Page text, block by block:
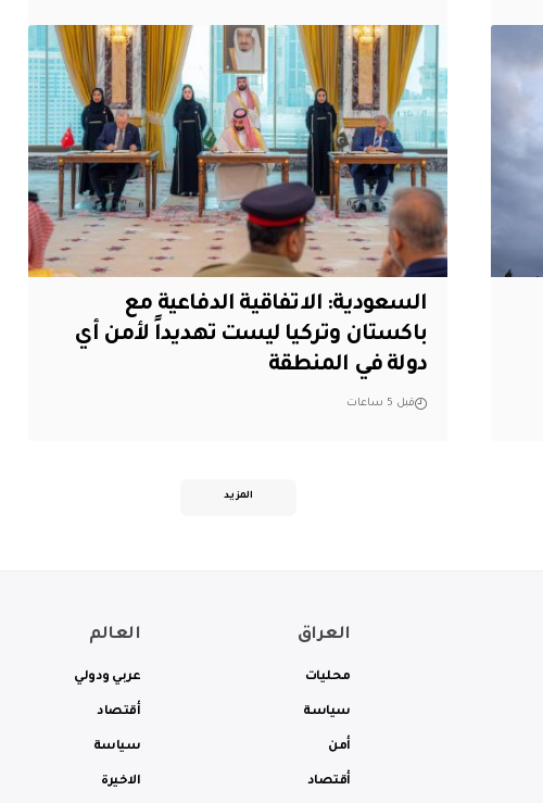
السعودية: الاتفاقية الدفاعية مع
باكستان وتركيا ليست تهديداً لأمن أي
دولة في المنطقة
قبل 5 ساعات
المزيد
العراق
محليات
سياسة
أمن
أقتصاد
العالم
عربي ودولي
أقتصاد
سياسة
الاخيرة